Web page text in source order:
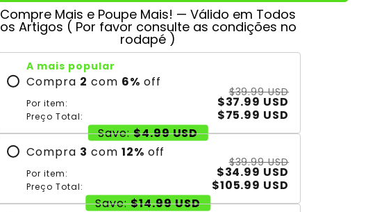
Compre Mais e Poupe Mais! — Válido em Todos
os Artigos ( Por favor consulte as condições no
rodapé )
A mais popular
Compra 2 com 6% off
Por item:
$39.99 USD
$37.99 USD
Preço Total:
$75.99 USD
Save: $4.99 USD
Compra 3 com 12% off
Por item:
$39.99 USD
$34.99 USD
Preço Total:
$105.99 USD
Save: $14.99 USD